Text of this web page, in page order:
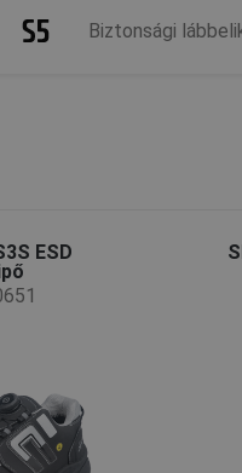
Biztonsági
ESD